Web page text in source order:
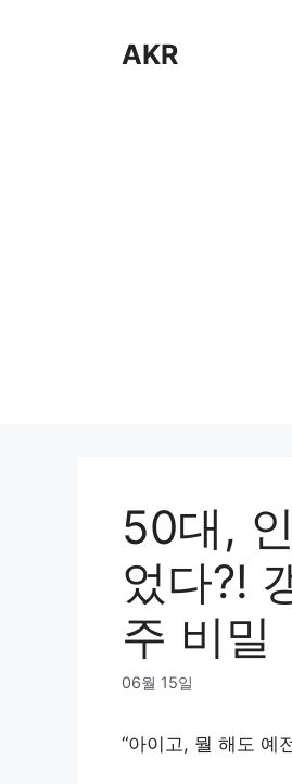
AKR
50대,
었다?!
주 비밀
06월 15일
“아이고, 뭘 해도 예